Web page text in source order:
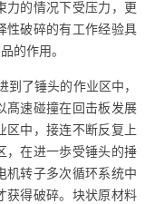
力的情况下受压力，更
性破碎的有工作经验具
的作用。
了锤头的作业区中，
髙速碰撞在回击板发展
区中，接连不断反复上
，在进一歩受锤头的捶
机转子多次循环系统中
获得破碎。块状原材料